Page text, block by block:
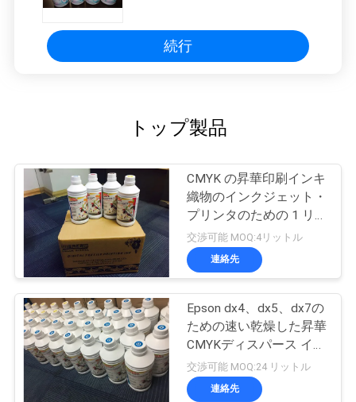
続行
トップ製品
CMYK の昇華印刷インキ
織物のインクジェット・
プリンタのための 1 リ
ットル
交渉可能 MOQ:4リットル
連絡先
Epson dx4、dx5、dx7の
ための速い乾燥した昇華
CMYKディスパース イン
ク
交渉可能 MOQ:24 リットル
連絡先